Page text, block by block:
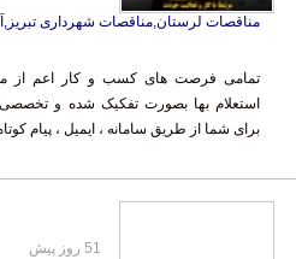
مناقصات لرستان,مناقصات شهرداری
تمامی فرصت های کسب و کار اعم از
استعلام بها بصورت تفکیک شده و
برای شما از طریق سامانه ، ایمیل ، پیام
51 روز پیش